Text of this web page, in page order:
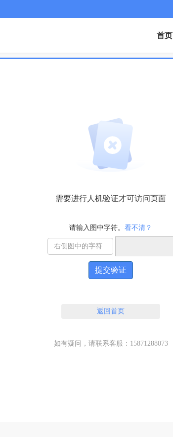
首页
需要进行人机验证才可访问页面
请输入图中字符。 看不清？
提交验证
返回首页
如有疑问，请联系客服：15871288073